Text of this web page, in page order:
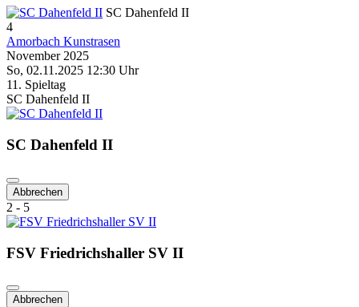
SC Dahenfeld II
4
Amorbach Kunstrasen
November 2025
So, 02.11.2025 12:30 Uhr
11. Spieltag
SC Dahenfeld II
SC Dahenfeld II
Abbrechen
2 - 5
FSV Friedrichshaller SV II
Abbrechen